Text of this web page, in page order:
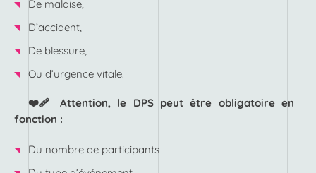
De malaise,
D’accident,
De blessure,
Ou d’urgence vitale.
❤️‍🩹 Attention, le DPS peut être obligatoire en
fonction :
Du nombre de participants